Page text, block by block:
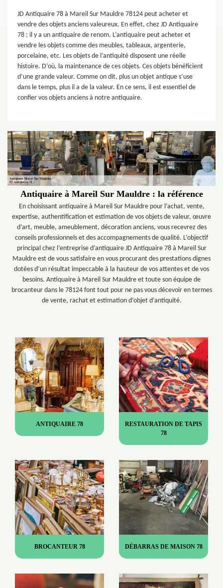
JD Antiquaire 78 à Mareil Sur Mauldre 78124 peut acheter et
vendre des objets anciens valeureux. En effet, chez JD Antiquaire
78 ; il y a un antiquaire de renom. L’antiquaire peut acheter et
vendre les objets comme des meubles, tableaux, argenterie,
porcelaine, etc. Les objets de l’antiquité disposent une réelle
histoire. D’où, la maintenance de ces objets. Ces objets bénéficient
d’une grande valeur. Comme on dit, plus un objet antique s’use
dans le temps, plus il a de la valeur. En ce sens, il est essentiel de
confier vos objets anciens à notre antiquaire.
Antiquaire à Mareil Sur Mauldre : la référence
En choisissant antiquaire à Mareil Sur Mauldre pour l’achat, vente,
expertise, authentification et estimation de vos objets de valeur, œuvre
d’art, meuble, ameublement, décoration anciens, vous recevrez des
conseils professionnels et des accompagnements de qualité. L’objectif
principal chez l’entreprise d’antiquaire JD Antiquaire 78 à Mareil Sur
Mauldre est de vous satisfaire en vous procurant des prestations dignes
dotées d’un résultat impeccable à la hauteur de vos attentes et de vos
besoins. Antiquaire à Mareil Sur Mauldre et toute son équipe de
brocanteur dans le 78124 font tout pour ne pas vous décevoir en termes
de vente, rachat et estimation d’objet d’antiquité.
ANTIQUAIRE 78
RESTAURATION DE TAPIS
78
BROCANTEUR 78 DÉBARRAS DE MAISON 78